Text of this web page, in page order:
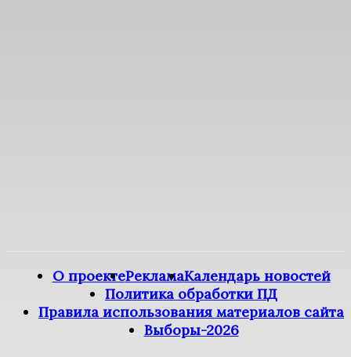
О проектеРекламаКалендарь новостей
Политика обработки ПД
Правила использования материалов сайта
Выборы-2026